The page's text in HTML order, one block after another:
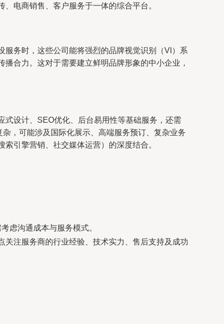
电商销售、客户服务于一体的综合平台。
务时，这些公司能将强烈的品牌视觉识别（VI）系
合力。这对于需要建立鲜明品牌形象的中小企业，
设计、SEO优化、后台易用性等基础服务，还需
，可能涉及国际化展示、高端服务预订、复杂业务
引擎营销、社交媒体运营）的深度结合。
虑沟通成本与服务模式。
注服务商的行业经验、技术实力、售后支持及成功